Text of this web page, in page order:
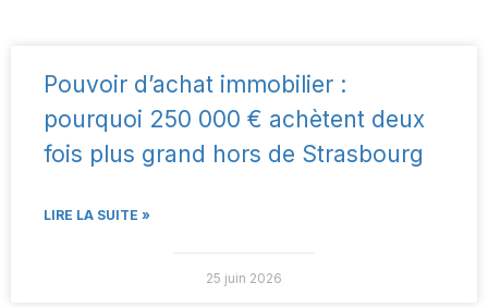
Pouvoir d’achat immobilier :
pourquoi 250 000 € achètent deux
fois plus grand hors de Strasbourg
LIRE LA SUITE »
25 juin 2026